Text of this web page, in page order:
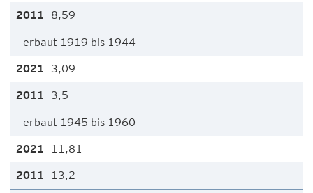
8,59
erbaut 1919 bis 1944
3,09
3,5
erbaut 1945 bis 1960
11,81
13,2